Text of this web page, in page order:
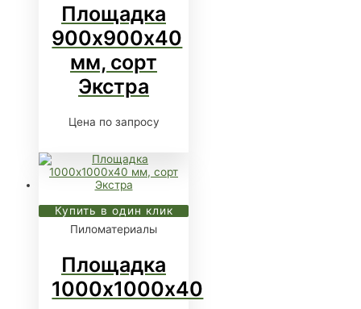
Площадка
900х900х40
мм, сорт
Экстра
Цена по запросу
Купить в один клик
Пиломатериалы
Площадка
1000х1000х40